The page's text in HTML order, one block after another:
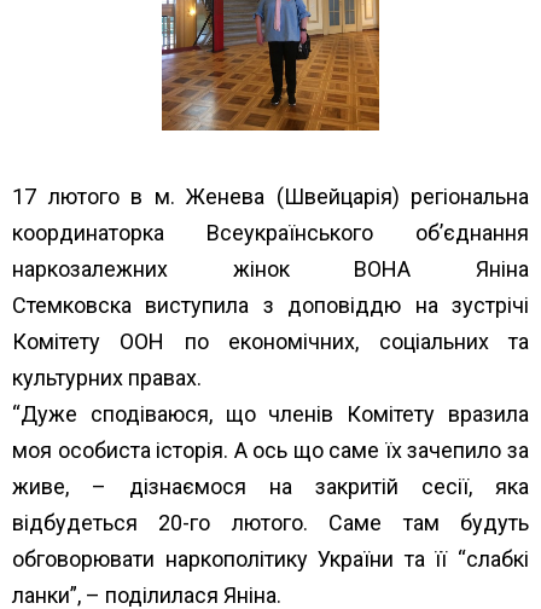
17 лютого в м. Женева (Швейцарія) регіональна
координаторка Всеукраїнського об’єднання
наркозалежних жінок ВОНА Яніна
Стемковска виступила з доповіддю на зустрічі
Комітету ООН по економічних, соціальних та
культурних правах.
“Дуже сподіваюся, що членів Комітету вразила
моя особиста історія. А ось що саме їх зачепило за
живе, – дізнаємося на закритій сесії, яка
відбудеться 20-го лютого. Саме там будуть
обговорювати наркополітику України та її “слабкі
ланки”, – поділилася Яніна.